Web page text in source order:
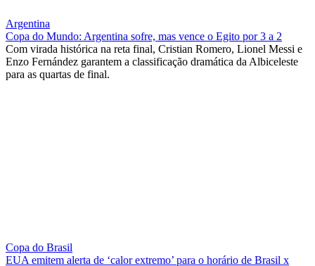
Argentina
Copa do Mundo: Argentina sofre, mas vence o Egito por 3 a 2
Com virada histórica na reta final, Cristian Romero, Lionel Messi e
Enzo Fernández garantem a classificação dramática da Albiceleste
para as quartas de final.
Copa do Brasil
EUA emitem alerta de ‘calor extremo’ para o horário de Brasil x